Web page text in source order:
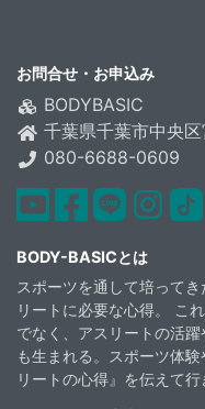
お問合せ・お申込み
BODYBASIC
千葉県千葉市中央
080-6688-0609
youtubefacebook
Line
BODY-BASICとは
スポーツを通して培って
リートに必要な心得。 こ
でなく、アスリートの活
も生まれる。スポーツ体
リートの心得』を伝えて行